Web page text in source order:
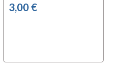
3,00 €